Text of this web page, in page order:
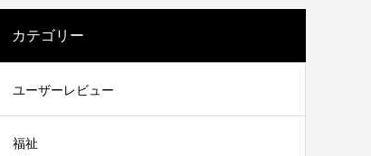
カテゴリー
ユーザーレビュー
福祉